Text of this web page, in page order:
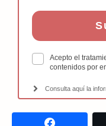
Acepto el
contenidos por
Consulta aquí la